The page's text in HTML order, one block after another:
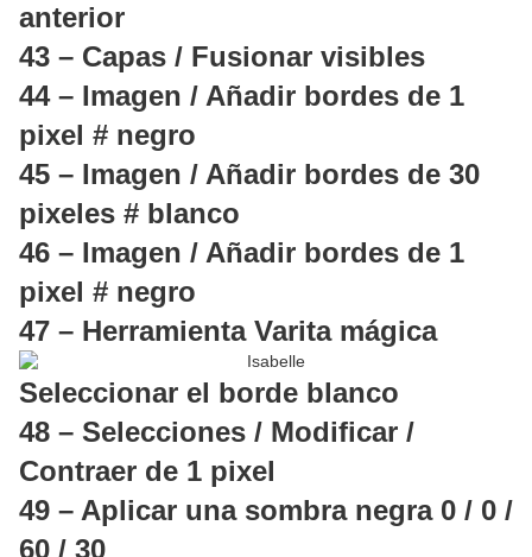
anterior
43 – Capas / Fusionar visibles
44 – Imagen / Añadir bordes de 1
pixel # negro
45 – Imagen / Añadir bordes de 30
pixeles # blanco
46 – Imagen / Añadir bordes de 1
pixel # negro
47 – Herramienta Varita mágica
Seleccionar el borde blanco
48 – Selecciones / Modificar /
Contraer de 1 pixel
49 – Aplicar una sombra negra 0 / 0 /
60 / 30